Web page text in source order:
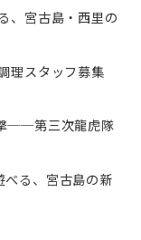
、宮古島・西里の
理スタッフ募集
──第三次龍虎隊
べる、宮古島の新